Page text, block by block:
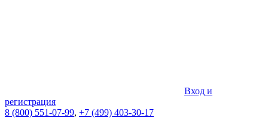
Вход и
регистрация
8 (800) 551-07-99, +7 (499) 403-30-17